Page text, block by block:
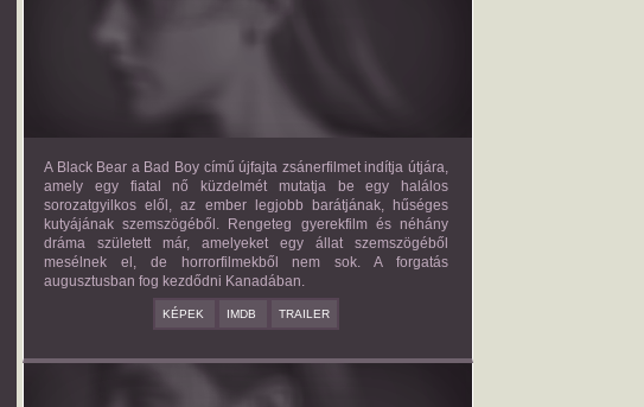
BAD BOY
A Black Bear a Bad Boy című újfajta zsánerfilmet indítja útjára,
amely egy fiatal nő küzdelmét mutatja be egy halálos
sorozatgyilkos elől, az ember legjobb barátjának, hűséges
kutyájának szemszögéből. Rengeteg gyerekfilm és néhány
dráma született már, amelyeket egy állat szemszögéből
mesélnek el, de horrorfilmekből nem sok. A forgatás
augusztusban fog kezdődni Kanadában.
KÉPEK IMDB TRAILER